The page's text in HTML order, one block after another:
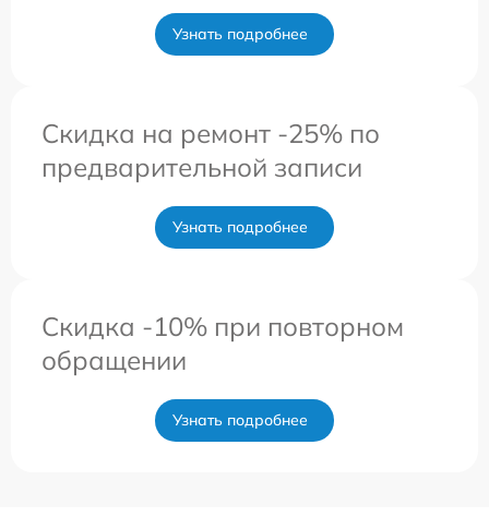
Узнать подробнее
Скидка на ремонт -25% по
предварительной записи
Узнать подробнее
Скидка -10% при повторном
обращении
Узнать подробнее